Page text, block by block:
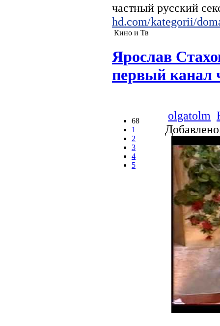
частный русский
hd.com/kategorii/
Кино и Тв
Ярослав
первый канал
68
1
2
3
4
5
olgatolm